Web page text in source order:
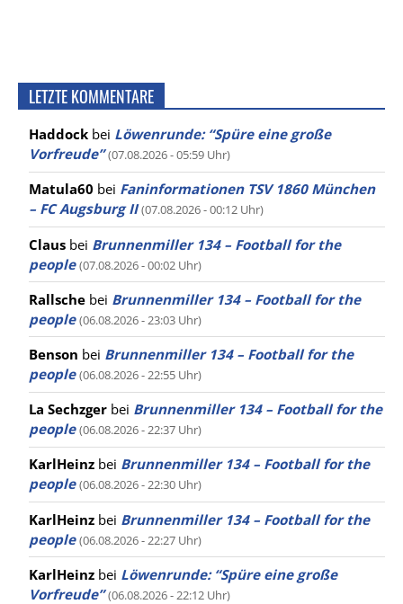
LETZTE KOMMENTARE
Haddock bei Löwenrunde: “Spüre eine große
Vorfreude” (07.08.2026 - 05:59 Uhr)
Matula60 bei Faninformationen TSV 1860 München
– FC Augsburg II (07.08.2026 - 00:12 Uhr)
Claus bei Brunnenmiller 134 – Football for the
people (07.08.2026 - 00:02 Uhr)
Rallsche bei Brunnenmiller 134 – Football for the
people (06.08.2026 - 23:03 Uhr)
Benson bei Brunnenmiller 134 – Football for the
people (06.08.2026 - 22:55 Uhr)
La Sechzger bei Brunnenmiller 134 – Football for the
people (06.08.2026 - 22:37 Uhr)
KarlHeinz bei Brunnenmiller 134 – Football for the
people (06.08.2026 - 22:30 Uhr)
KarlHeinz bei Brunnenmiller 134 – Football for the
people (06.08.2026 - 22:27 Uhr)
KarlHeinz bei Löwenrunde: “Spüre eine große
Vorfreude” (06.08.2026 - 22:12 Uhr)